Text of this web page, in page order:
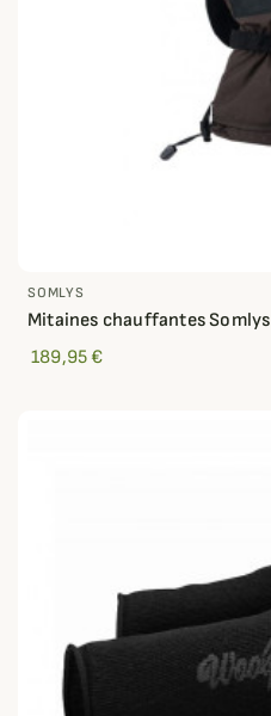
SOMLYS
Mitaines chauffantes Somlys
189,95 €